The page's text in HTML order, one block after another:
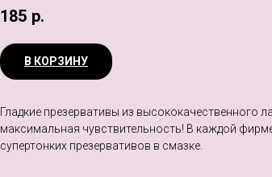
185 р.
В КОРЗИНУ
Гладкие презервативы из высококачественного
максимальная чувствительность! В каждой
супертонких презервативов в смазке.